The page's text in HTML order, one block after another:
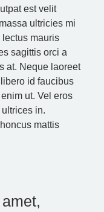
est velit
ultricies mi
mauris
sagittis orci a
at. Neque laoreet
id faucibus
ut. Vel eros
in.
mattis